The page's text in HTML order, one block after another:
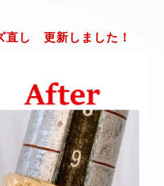
直し 更新しました！